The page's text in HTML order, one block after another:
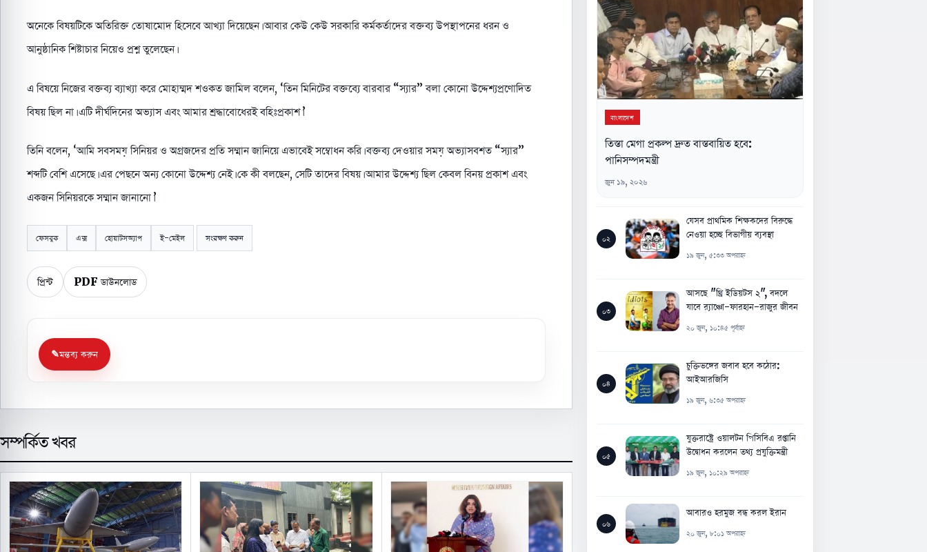
অনেকে বিষয়টিকে অতিরিক্ত তোষামোদ হিসেবে আখ্যা দিয়েছেন। আবার কেউ কেউ সরকারি কর্মকর্তাদের বক্তব্য উপস্থাপনের ধরন ও
আনুষ্ঠানিক শিষ্টাচার নিয়েও প্রশ্ন তুলেছেন।
এ বিষয়ে নিজের বক্তব্য ব্যাখ্যা করে মোহাম্মদ শওকত জামিল বলেন, ‘তিন মিনিটের বক্তব্যে বারবার “স্যার” বলা কোনো উদ্দেশ্যপ্রণোদিত
বিষয় ছিল না। এটি দীর্ঘদিনের অভ্যাস এবং আমার শ্রদ্ধাবোধেরই বহিঃপ্রকাশ।’
তিনি বলেন, ‘আমি সবসময় সিনিয়র ও অগ্রজদের প্রতি সম্মান জানিয়ে এভাবেই সম্বোধন করি। বক্তব্য দেওয়ার সময় অভ্যাসবশত “স্যার”
শব্দটি বেশি এসেছে। এর পেছনে অন্য কোনো উদ্দেশ্য নেই। কে কী বলছেন, সেটি তাদের বিষয়। আমার উদ্দেশ্য ছিল কেবল বিনয় প্রকাশ এবং
একজন সিনিয়রকে সম্মান জানানো।’
ফেসবুক এক্স হোয়াটসঅ্যাপ ই-মেইল সংরক্ষণ করুন
প্রিন্ট PDF ডাউনলোড
মন্তব্য করুন
সম্পর্কিত খবর
বাংলাদেশ
তিস্তা মেগা প্রকল্প দ্রুত বাস্তবায়িত হবে:
পানিসম্পদমন্ত্রী
জুন ১৯, ২০২৬
০২
যেসব প্রাথমিক শিক্ষকদের বিরুদ্ধে
নেওয়া হচ্ছে বিভাগীয় ব্যবস্থা
১৯ জুন, ৫:৩৩ অপরাহ্ন
০৩
আসছে "থ্রি ইডিয়টস ২", বদলে
যাবে র‍্যাঞ্চো-ফারহান-রাজুর জীবন
২০ জুন, ১০:৪৫ পূর্বাহ্ন
০৪
চুক্তিভঙ্গের জবাব হবে কঠোর:
আইআরজিসি
১৯ জুন, ৬:৩৫ অপরাহ্ন
০৫
যুক্তরাষ্ট্রে ওয়ালটন পিসিবিএ রপ্তানি
উদ্বোধন করলেন তথ্য প্রযুক্তিমন্ত্রী
১৯ জুন, ১০:২৯ অপরাহ্ন
০৬
আবারও হরমুজ বন্ধ করল ইরান
২০ জুন, ৮:০১ অপরাহ্ন